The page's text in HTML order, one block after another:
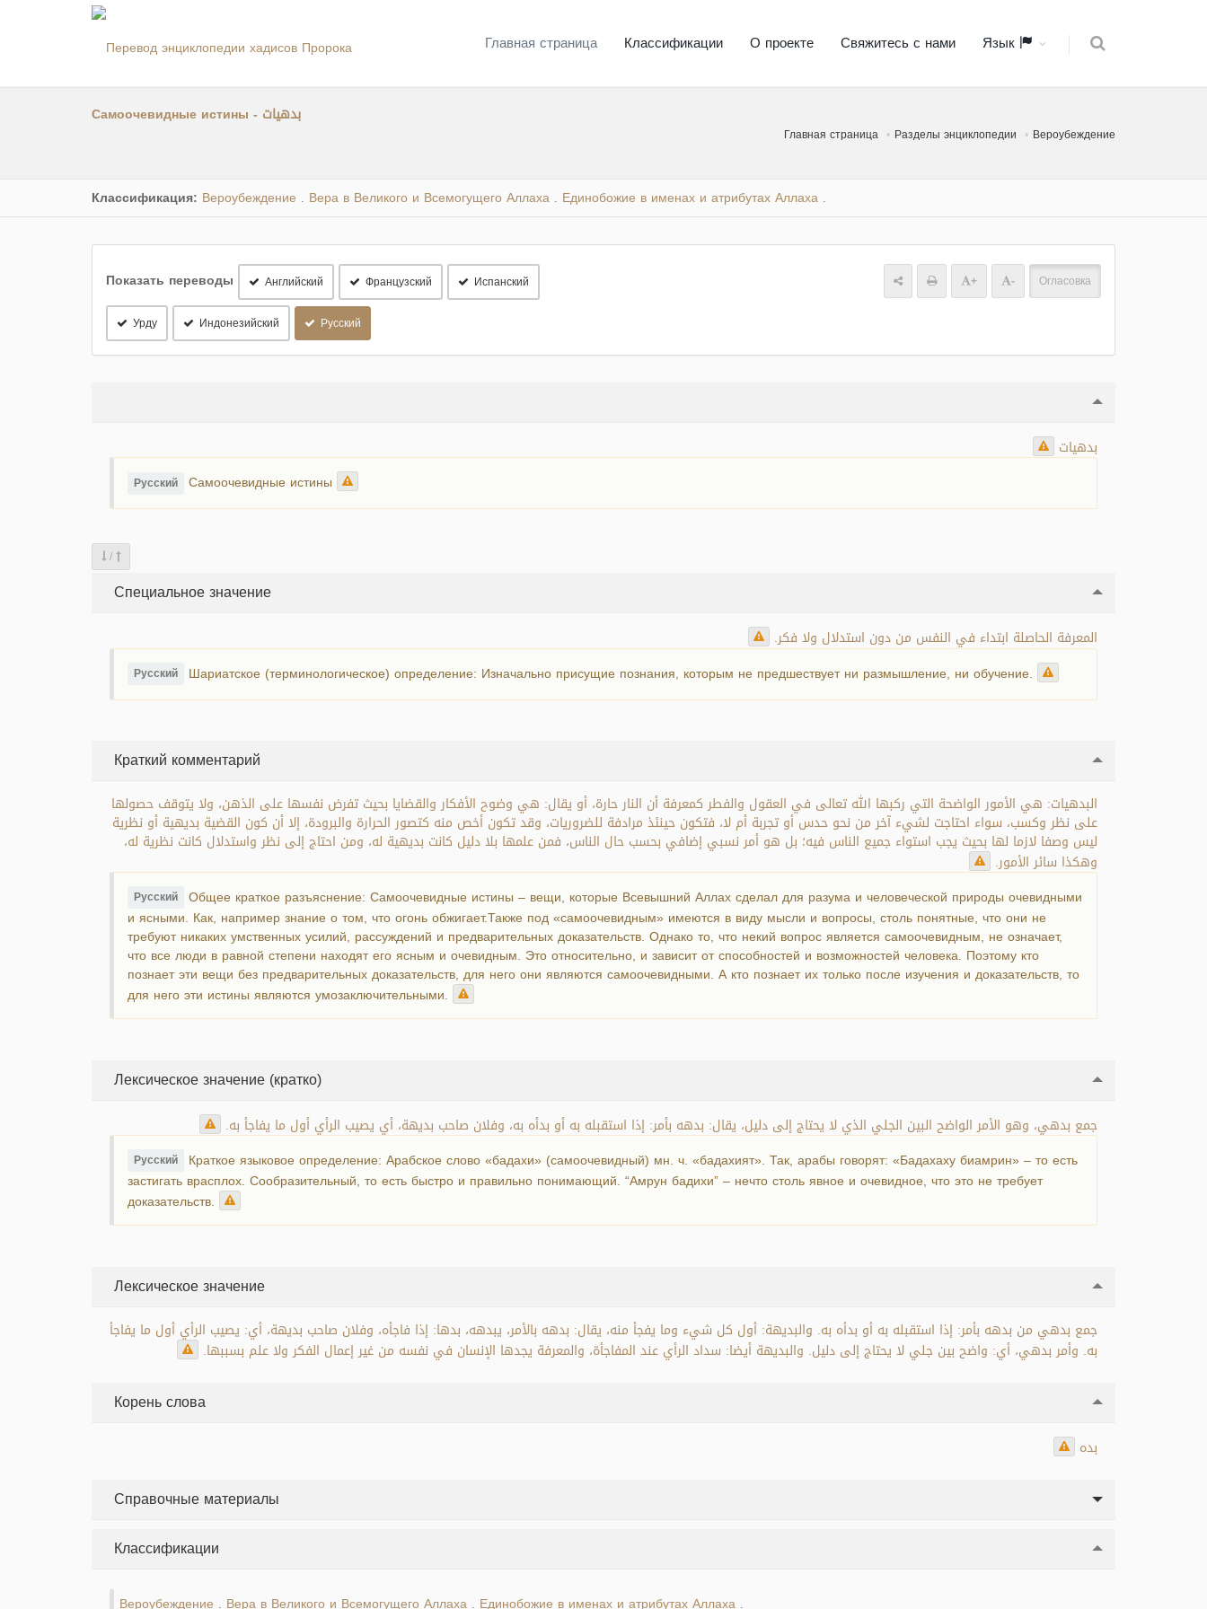
Главная страница Классификации О проекте Свяжитесь с нами Язык
Самоочевидные истины - بدهيات
Главная страница Разделы энциклопедии Вероубеждение
Классификация: Вероубеждение Вера в Великого и Всемогущего Аллаха Единобожие в именах и атрибутах Аллаха
Показать переводы Английский Французский Испанский
Урду Индонезийский Русский
+ - Огласовка
بدهيات
Русский Самоочевидные истины
/
Специальное значение
المعرفة الحاصلة ابتداء في النفس من دون استدلال ولا فكر.
Русский Шариатское (терминологическое) определение: Изначально присущие познания, которым не предшествует ни размышление, ни обучение.
Краткий комментарий
البدهيات: هي الأمور الواضحة التي ركبها الله تعالى في العقول والفطر كمعرفة أن النار حارة، أو يقال: هي وضوح الأفكار والقضايا بحيث تفرض نفسها على الذهن، ولا يتوقف حصولها
على نظر وكسب، سواء احتاجت لشيء آخر من نحو حدس أو تجربة أم لا، فتكون حينئذ مرادفة للضروريات، وقد تكون أخص منه كتصور الحرارة والبرودة، إلا أن كون القضية بديهية أو نظرية
ليس وصفا لازما لها بحيث يجب استواء جميع الناس فيه؛ بل هو أمر نسبي إضافي بحسب حال الناس، فمن علمها بلا دليل كانت بديهية له، ومن احتاج إلى نظر واستدلال كانت نظرية له،
وهكذا سائر الأمور.
Русский Общее краткое разъяснение: Самоочевидные истины – вещи, которые Всевышний Аллах сделал для разума и человеческой природы очевидными
и ясными. Как, например знание о том, что огонь обжигает.Также под «самоочевидным» имеются в виду мысли и вопросы, столь понятные, что они не
требуют никаких умственных усилий, рассуждений и предварительных доказательств. Однако то, что некий вопрос является самоочевидным, не означает,
что все люди в равной степени находят его ясным и очевидным. Это относительно, и зависит от способностей и возможностей человека. Поэтому кто
познает эти вещи без предварительных доказательств, для него они являются самоочевидными. А кто познает их только после изучения и доказательств, то
для него эти истины являются умозаключительными.
Лексическое значение (кратко)
جمع بدهي، وهو الأمر الواضح البين الجلي الذي لا يحتاج إلى دليل، يقال: بدهه بأمر: إذا استقبله به أو بدأه به، وفلان صاحب بديهة، أي يصيب الرأي أول ما يفاجأ به.
Русский Краткое языковое определение: Арабское слово «бадахи» (самоочевидный) мн. ч. «бадахият». Так, арабы говорят: «Бадахаху биамрин» – то есть
застигать врасплох. Сообразительный, то есть быстро и правильно понимающий. “Амрун бадихи” – нечто столь явное и очевидное, что это не требует
доказательств.
Лексическое значение
جمع بدهي من بدهه بأمر: إذا استقبله به أو بدأه به. والبديهة: أول كل شيء وما يفجأ منه، يقال: بدهه بالأمر، يبدهه، بدها: إذا فاجأه، وفلان صاحب بديهة، أي: يصيب الرأي أول ما يفاجأ
به. وأمر بدهي، أي: واضح بين جلي لا يحتاج إلى دليل. والبديهة أيضا: سداد الرأي عند المفاجأة، والمعرفة يجدها الإنسان في نفسه من غير إعمال الفكر ولا علم بسببها.
Корень слова
بده
Справочные материалы
Классификации